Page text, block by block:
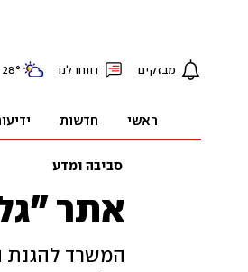
מבזקים דווחו לנו 28°
ראשי חדשות
סביבה ומדע
אתר